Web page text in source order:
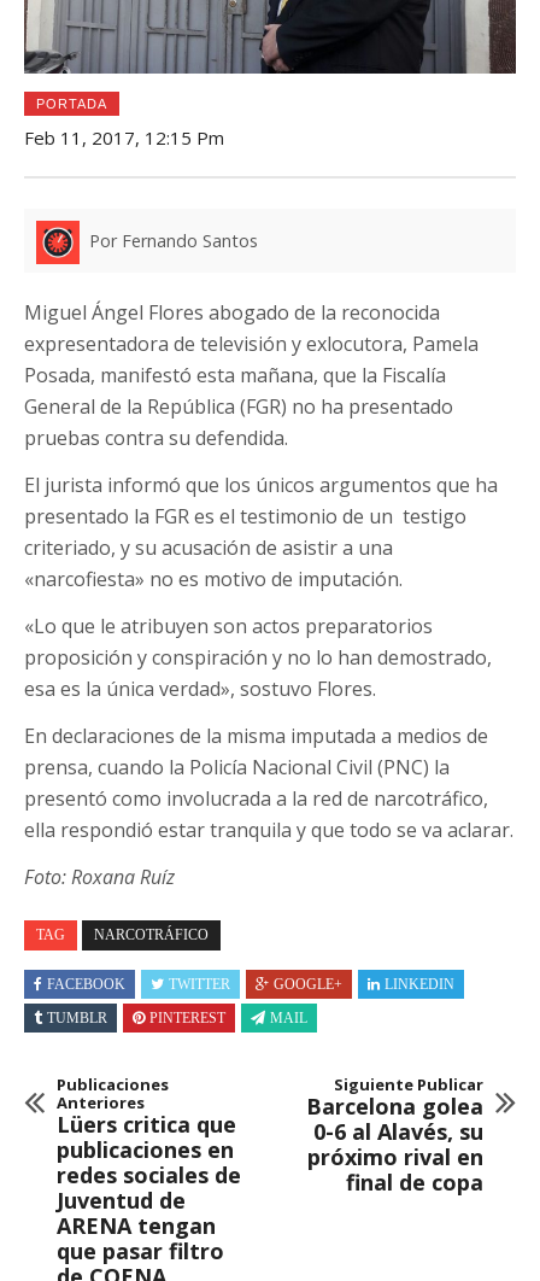
PORTADA
Feb 11, 2017, 12:15 Pm
Por Fernando Santos
Miguel Ángel Flores abogado de la reconocida
expresentadora de televisión y exlocutora, Pamela
Posada, manifestó esta mañana, que la Fiscalía
General de la República (FGR) no ha presentado
pruebas contra su defendida.
El jurista informó que los únicos argumentos que ha
presentado la FGR es el testimonio de un testigo
criteriado, y su acusación de asistir a una
«narcofiesta» no es motivo de imputación.
«Lo que le atribuyen son actos preparatorios
proposición y conspiración y no lo han demostrado,
esa es la única verdad», sostuvo Flores.
En declaraciones de la misma imputada a medios de
prensa, cuando la Policía Nacional Civil (PNC) la
presentó como involucrada a la red de narcotráfico,
ella respondió estar tranquila y que todo se va aclarar.
Foto: Roxana Ruíz
TAG NARCOTRÁFICO
FACEBOOK TWITTER GOOGLE+
LINKEDIN
TUMBLR
PINTEREST MAIL
Publicaciones
Anteriores
Lüers critica que
publicaciones en
redes sociales de
Juventud de
ARENA tengan
que pasar filtro
Siguiente Publicar
Barcelona golea
0-6 al Alavés, su
próximo rival en
final de copa